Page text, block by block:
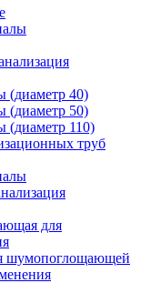
(диаметр 40)
(диаметр 50)
(диаметр 110)
труб
для
шумопоглощающей